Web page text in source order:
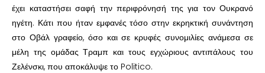
έχει καταστήσει σαφή την περιφρόνησή της για τον Ουκρανό
ηγέτη. Κάτι που ήταν εμφανές τόσο στην εκρηκτική συνάντηση
στο Οβάλ γραφείο, όσο και σε κρυφές συνομιλίες ανάμεσα σε
μέλη της ομάδας Τραμπ και τους εγχώριους αντιπάλους του
Ζελένσκι, που αποκάλυψε το Politico.